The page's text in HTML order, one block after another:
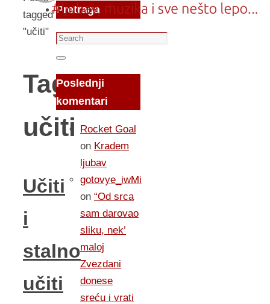
tagged
"učiti"
Tag:
učiti
Učiti
i
stalno
učiti
Pretraga
Search
for:
Search
Poslednji
komentari
Rocket Goal
on Kradem
ljubav
gotovye_iwMi
on “Od srca
sam darovao
sliku, nek’
maloj
Zvezdani
donese
sreću i vrati